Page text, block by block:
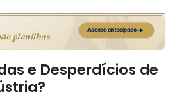
e Desperdícios de